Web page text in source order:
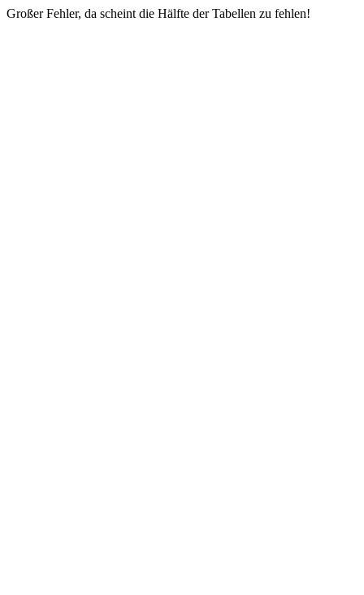
Großer Fehler, da scheint die Hälfte der Tabellen zu fehlen!